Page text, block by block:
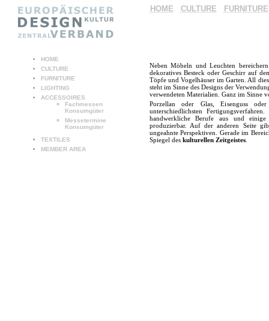
HOME CULTURE FURNITURE
Neben Möbeln und Leuchten
dekoratives Besteck oder Geschirr auf
Töpfe und Vogelhäuser im Garten. All
steht im Sinne des Designs der
verwendeten Materialien. Ganz im Sinne
Porzellan oder Glas, Eisenguss
unterschiedlichsten
handwerkliche Berufe aus und
produzierbar. Auf der anderen Seite
ungeahnte Perspektiven. Gerade im
Spiegel des kulturellen Zeitgeistes.
HOME
CULTURE
FURNITURE
LIGHTING
ACCESSOIRES
Fachmessen
Konsumgüter
Messetermine
Konsumgüter
TEXTILES
MEMBER AREA